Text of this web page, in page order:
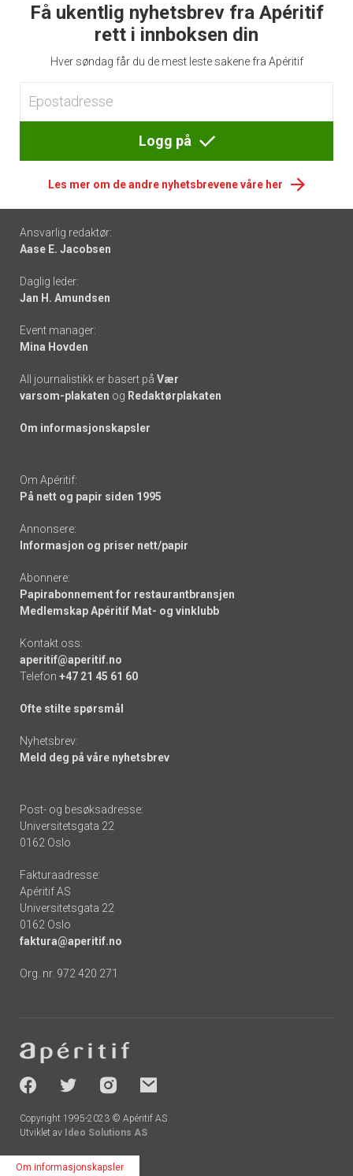
Få ukentlig nyhetsbrev fra Apéritif
rett i innboksen din
Hver søndag får du de mest leste sakene fra Apéritif
Logg på
Les mer om de andre nyhetsbrevene våre her
Footer
-
links
Ansvarlig redaktør:
Aase E. Jacobsen
Daglig leder:
Jan H. Amundsen
Event manager:
Mina Hovden
All journalistikk er basert på Vær
varsom-plakaten og Redaktørplakaten
Om informasjonskapsler
Om Apéritif:
På nett og papir siden 1995
Annonsere:
Informasjon og priser nett/papir
Abonnere:
Papirabonnement for restaurantbransjen
Medlemskap Apéritif Mat- og vinklubb
Kontakt oss:
aperitif@aperitif.no
Telefon +47 21 45 61 60
Ofte stilte spørsmål
Nyhetsbrev:
Meld deg på våre nyhetsbrev
Post- og besøksadresse:
Universitetsgata 22
0162 Oslo
Fakturaadresse:
Apéritif AS
Universitetsgata 22
0162 Oslo
faktura@aperitif.no
Org. nr. 972 420 271
-
socials
Copyright 1995-2023 © Apéritif AS
Utviklet av Ideo Solutions AS
Om informasjonskapsler